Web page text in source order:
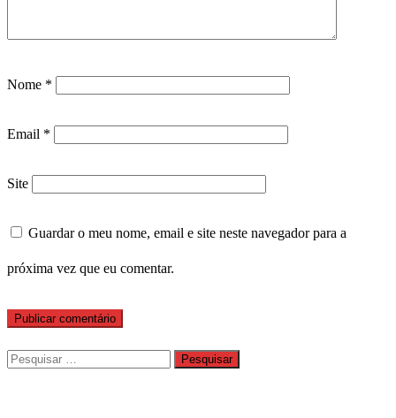
Nome *
Email *
Site
Guardar o meu nome, email e site neste navegador para a
próxima vez que eu comentar.
Pesquisar
por: